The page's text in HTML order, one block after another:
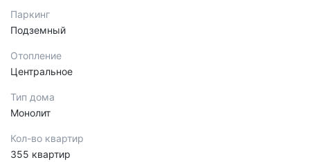
Паркинг
Подземный
Отопление
Центральное
Тип дома
Монолит
Кол-во квартир
355 квартир